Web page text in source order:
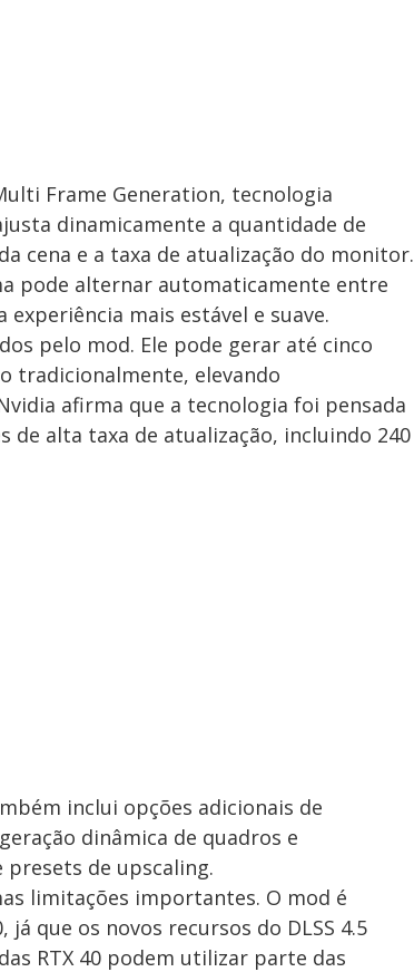
Frame Generation, tecnologia
dinamicamente a quantidade de
cena e a taxa de atualização do monitor.
pode alternar automaticamente entre
mais estável e suave.
pelo mod. Ele pode gerar até cinco
tradicionalmente, elevando
afirma que a tecnologia foi pensada
alta taxa de atualização, incluindo 240
inclui opções adicionais de
dinâmica de quadros e
de upscaling.
limitações importantes. O mod é
que os novos recursos do DLSS 4.5
RTX 40 podem utilizar parte das